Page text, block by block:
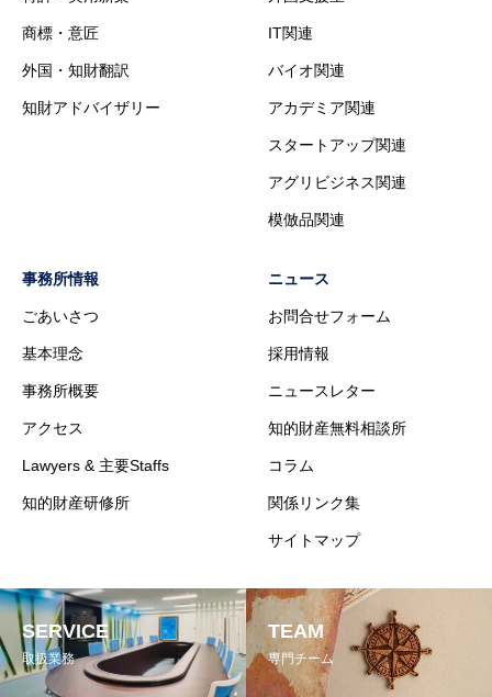
商標・意匠
外国・知財翻訳
知財アドバイザリー
IT関連
バイオ関連
アカデミア関連
スタートアップ関連
アグリビジネス関連
模倣品関連
事務所情報
ごあいさつ
基本理念
事務所概要
アクセス
Lawyers & 主要Staffs
知的財産研修所
ニュース
お問合せフォーム
採用情報
ニュースレター
知的財産無料相談所
コラム
関係リンク集
サイトマップ
SERVICE
取扱業務
TEAM
専門チーム